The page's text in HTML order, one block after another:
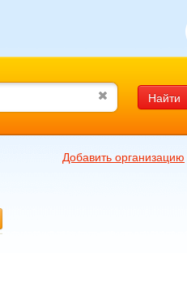
Найти
Добавить организацию